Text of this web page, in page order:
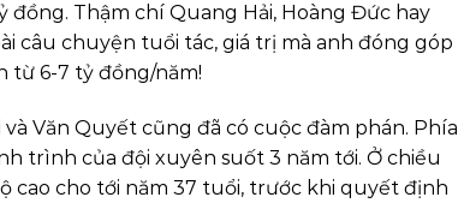
Thậm chí Quang Hải, Hoàng Đức hay
câu chuyện tuổi tác, giá trị mà anh đóng góp
từ 6-7 tỷ đồng/năm!
Văn Quyết cũng đã có cuộc đàm phán. Phía
trình của đội xuyên suốt 3 năm tới. Ở chiều
cao cho tới năm 37 tuổi, trước khi quyết định